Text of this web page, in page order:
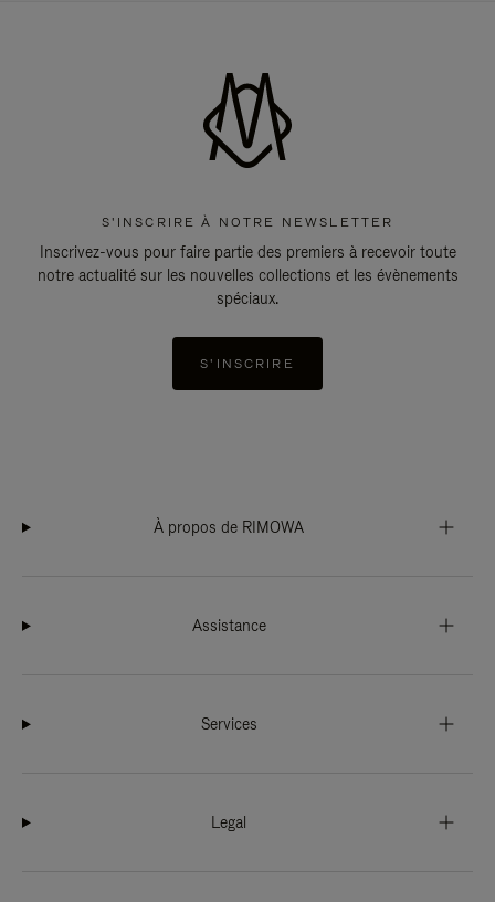
S'INSCRIRE À NOTRE NEWSLETTER
Inscrivez-vous pour faire partie des premiers à recevoir toute
notre actualité sur les nouvelles collections et les évènements
spéciaux.
S'INSCRIRE
À propos de RIMOWA
Assistance
Services
Legal